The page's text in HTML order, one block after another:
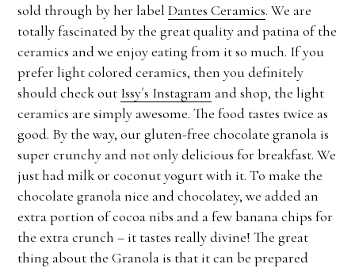
sold through by her labelDantes Ceramics. We are
totally fascinated by the great quality and patina of the
ceramics and we enjoy eating from it so much. If you
prefer light colored ceramics, then you definitely
should check out Issy´s Instagram and shop, the light
ceramics are simply awesome. The food tastes twice as
good. By the way, our gluten-free chocolate granola is
super crunchy and not only delicious for breakfast. We
just had milk or coconut yogurt with it. To make the
chocolate granola nice and chocolatey, we added an
extra portion of cocoa nibs and a few banana chips for
the extra crunch – it tastes really divine! The great
thing about the Granola is that it can be prepared